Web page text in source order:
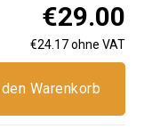
€29.00
€24.17 ohne VAT
Warenkorb